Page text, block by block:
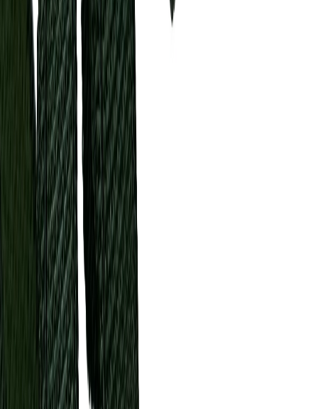
Швейная фурнитура
Покупателю
Доставка Оплата Скидки Вопросы и ответы
Аккаунт
Главная
Каталог Становая резинка
Отделочная резинка
становая хаки 12 мм
В наличии
ОТ-86
Производитель Турция
зеленый
Ширина, мм :12
Цена указана за 1 метр.
В корзину
Описание